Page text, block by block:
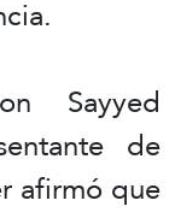
Sayyed
de
afirmó que